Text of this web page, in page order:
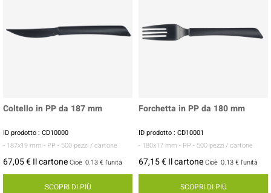
Coltello in PP da 187 mm
ID prodotto : CD10000
- 187x19 mm - PP - 500 pezzi / cartone
67,05 € Il cartoneCioè 0.13 € l'unità
SCOPRI DI PIÙ
Forchetta in PP da 180 mm
ID prodotto : CD10001
- 180x17 mm - PP - 500 pezzi / cartone
67,15 € Il cartoneCioè 0.13 € l'unità
SCOPRI DI PIÙ